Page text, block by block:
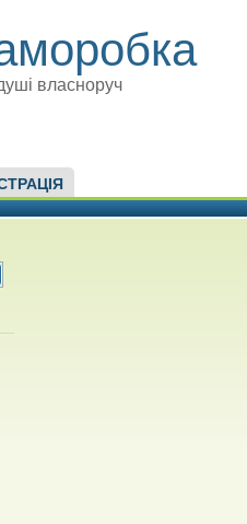
власноруч